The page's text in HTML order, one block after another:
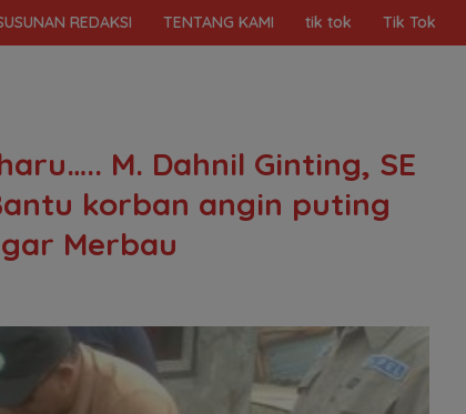
REDAKSI TENTANG KAMI tik tok Tik Tok
M. Dahnil Ginting, SE
korban angin puting
Merbau